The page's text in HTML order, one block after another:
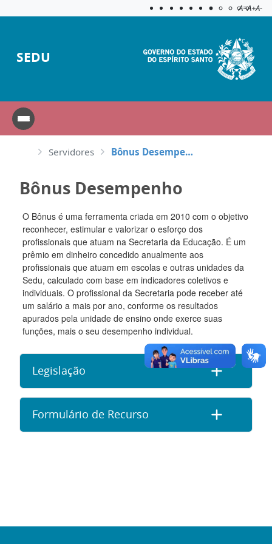
Aplicar
A=A+A-
SEDU
Servidores Bônus Desempenho
Bônus Desempenho
O Bônus é uma ferramenta criada em 2010 com o objetivo
reconhecer, estimular e valorizar o esforço dos
profissionais que atuam na Secretaria da Educação. É um
prêmio em dinheiro concedido anualmente aos
profissionais que atuam em escolas e outras unidades da
Sedu, calculado com base em indicadores coletivos e
individuais. O profissional da Secretaria pode receber até
um salário a mais por ano, conforme os resultados
apurados pela unidade de ensino onde exerce suas
funções, mais o seu desempenho individual.
Legislação
Formulário de Recurso